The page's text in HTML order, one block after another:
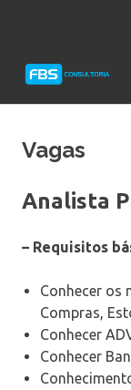
Protheus
Vagas
Analista
– Requisitos
Conhecer os
Compras,
Conhecer
Conhecer